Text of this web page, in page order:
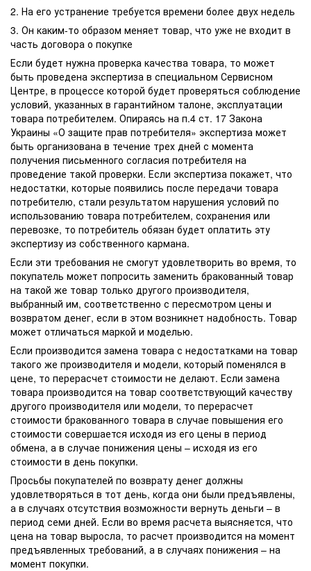
2. На его устранение требуется времени более двух недель
3. Он каким-то образом меняет товар, что уже не входит в
часть договора о покупке
Если будет нужна проверка качества товара, то может
быть проведена экспертиза в специальном Сервисном
Центре, в процессе которой будет проверяться соблюдение
условий, указанных в гарантийном талоне, эксплуатации
товара потребителем. Опираясь на п.4 ст. 17 Закона
Украины «О защите прав потребителя» экспертиза может
быть организована в течение трех дней с момента
получения письменного согласия потребителя на
проведение такой проверки. Если экспертиза покажет, что
недостатки, которые появились после передачи товара
потребителю, стали результатом нарушения условий по
использованию товара потребителем, сохранения или
перевозке, то потребитель обязан будет оплатить эту
экспертизу из собственного кармана.
Если эти требования не смогут удовлетворить во время, то
покупатель может попросить заменить бракованный товар
на такой же товар только другого производителя,
выбранный им, соответственно с пересмотром цены и
возвратом денег, если в этом возникнет надобность. Товар
может отличаться маркой и моделью.
Если производится замена товара с недостатками на товар
такого же производителя и модели, который поменялся в
цене, то перерасчет стоимости не делают. Если замена
товара производится на товар соответствующий качеству
другого производителя или модели, то перерасчет
стоимости бракованного товара в случае повышения его
стоимости совершается исходя из его цены в период
обмена, а в случае понижения цены – исходя из его
стоимости в день покупки.
Просьбы покупателей по возврату денег должны
удовлетворяться в тот день, когда они были предъявлены,
а в случаях отсутствия возможности вернуть деньги – в
период семи дней. Если во время расчета выясняется, что
цена на товар выросла, то расчет производится на момент
предъявленных требований, а в случаях понижения – на
момент покупки.